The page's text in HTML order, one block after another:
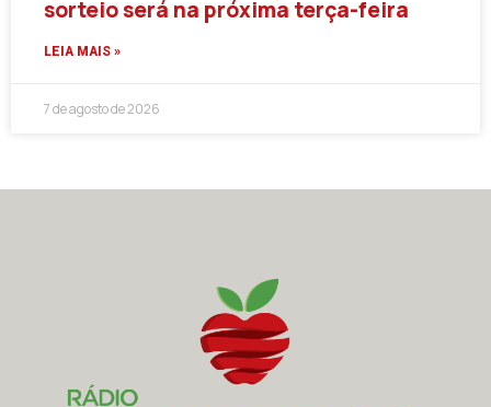
sorteio será na próxima terça-feira
LEIA MAIS »
7 de agosto de 2026